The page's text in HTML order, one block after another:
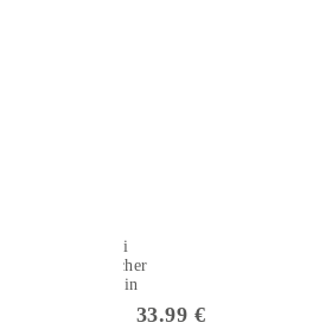
Set di
biancheria da
letto in
cotone per
bambini 233.99 €